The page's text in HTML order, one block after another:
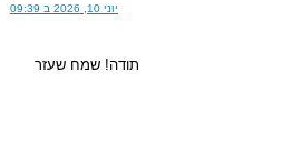
יוני 10, 2026 ב 09:39
תודה! שמח שעזר